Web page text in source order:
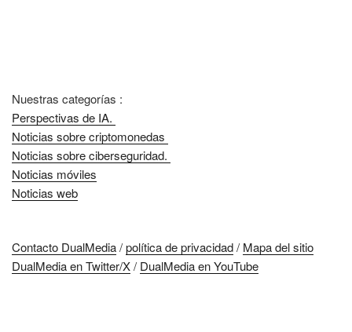
Nuestras categorías :
Perspectivas de IA.
Noticias sobre criptomonedas
Noticias sobre ciberseguridad.
Noticias móviles
Noticias web
Contacto DualMedia/política de privacidad/ Mapa del sitio
DualMedia en Twitter/X/ DualMedia en YouTube